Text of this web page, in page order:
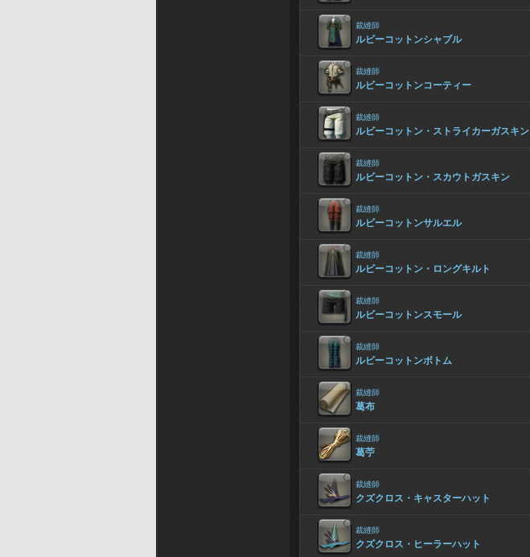
裁縫師
ルビーコットンシャブル
裁縫師
ルビーコットンコーティー
裁縫師
ルビーコットン・ストライカーガスキン
裁縫師
ルビーコットン・スカウトガスキン
裁縫師
ルビーコットンサルエル
裁縫師
ルビーコットン・ロングキルト
裁縫師
ルビーコットンスモール
裁縫師
ルビーコットンボトム
裁縫師
葛布
裁縫師
葛苧
裁縫師
クズクロス・キャスターハット
裁縫師
クズクロス・ヒーラーハット